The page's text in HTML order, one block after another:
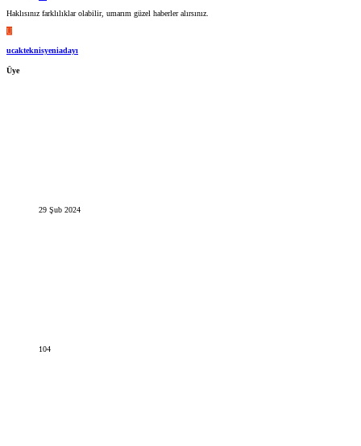
Haklısınız farklılıklar olabilir, umarım güzel haberler alırsınız.
U
ucakteknisyeniadayı
Üye
29 Şub 2024
104